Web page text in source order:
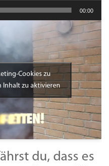
00:00
Cookies zu
Inhalt zu aktivieren
du, dass es